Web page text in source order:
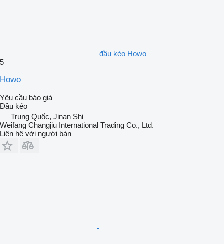
đầu kéo Howo
5
Howo
Yêu cầu báo giá
Đầu kéo
Trung Quốc, Jinan Shi
Weifang Changjiu International Trading Co., Ltd.
Liên hệ với người bán